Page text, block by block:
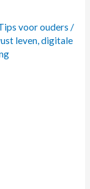
voor ouders /
leven,digitale